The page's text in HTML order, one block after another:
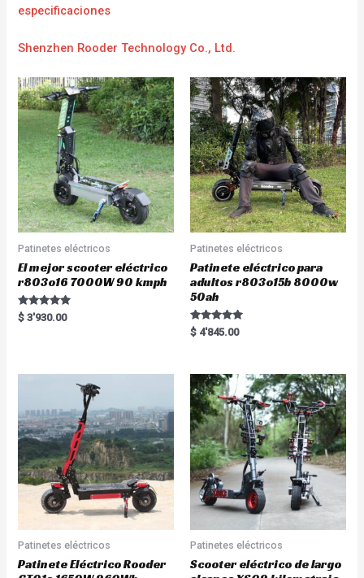
especificaciones
Shenzhen Rooder Technology Co., Ltd.
Patinetes eléctricos
El mejor scooter eléctrico
r803o16 7000W 90 kmph
Rated
5.00
$ 3'930.00
Patinetes eléctricos
Patinete eléctrico para
adultos r803o15b 8000w
50ah
Rated
5.00
$ 4'845.00
Patinetes eléctricos
Patinete Eléctrico Rooder
Patinetes eléctricos
Scooter eléctrico de largo